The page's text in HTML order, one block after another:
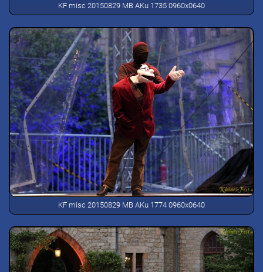
KF misc 20150829 MB AKu 1735 0960x0640
KF misc 20150829 MB AKu 1774 0960x0640